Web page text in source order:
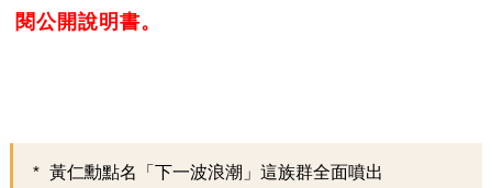
閱公開說明書。
黃仁勳點名「下一波浪潮」這族群全面噴出